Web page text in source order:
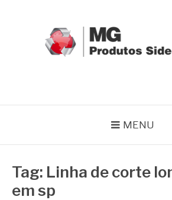
MENU
Tag: Linha de corte
em sp